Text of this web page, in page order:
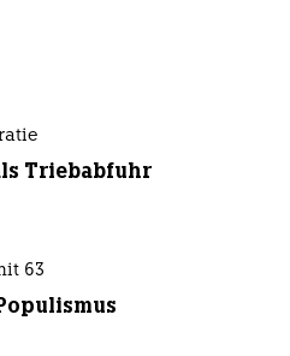
Triebabfuhr
63